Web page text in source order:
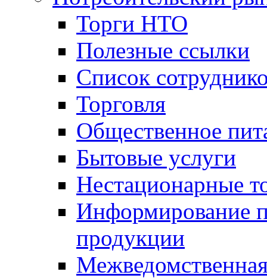
Торги НТО
Полезные ссылки
Список
Торговля
Общественное
Бытовые услуги
Нестационарные
Информирование
продукции